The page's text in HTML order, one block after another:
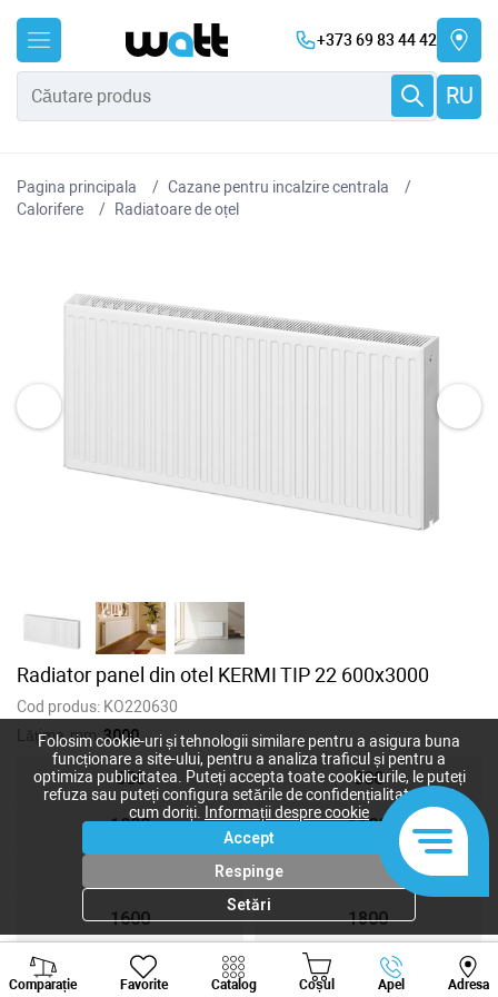
+373 69 83 44 42
RU
Pagina principala
Cazane pentru incalzire centrala
Сalorifere
Radiatoare de oțel
Radiator panel din otel KERMI TIP 22 600x3000
Cod produs: KO220630
Lățime, mm:3000
600 800
1000 1100
1300
1600 1800
1883 3000
Comparație Favorite Catalog Coșul Apel Adresa
Viber Whatsapp
Folosim cookie-uri și tehnologii similare pentru a asigura buna
funcționare a site-ului, pentru a analiza traficul și pentru a
optimiza publicitatea. Puteți accepta toate cookie-urile, le puteți
refuza sau puteți configura setările de confidențialitate după
cum doriți.
Informații despre cookie
Accept
Respinge
Setări